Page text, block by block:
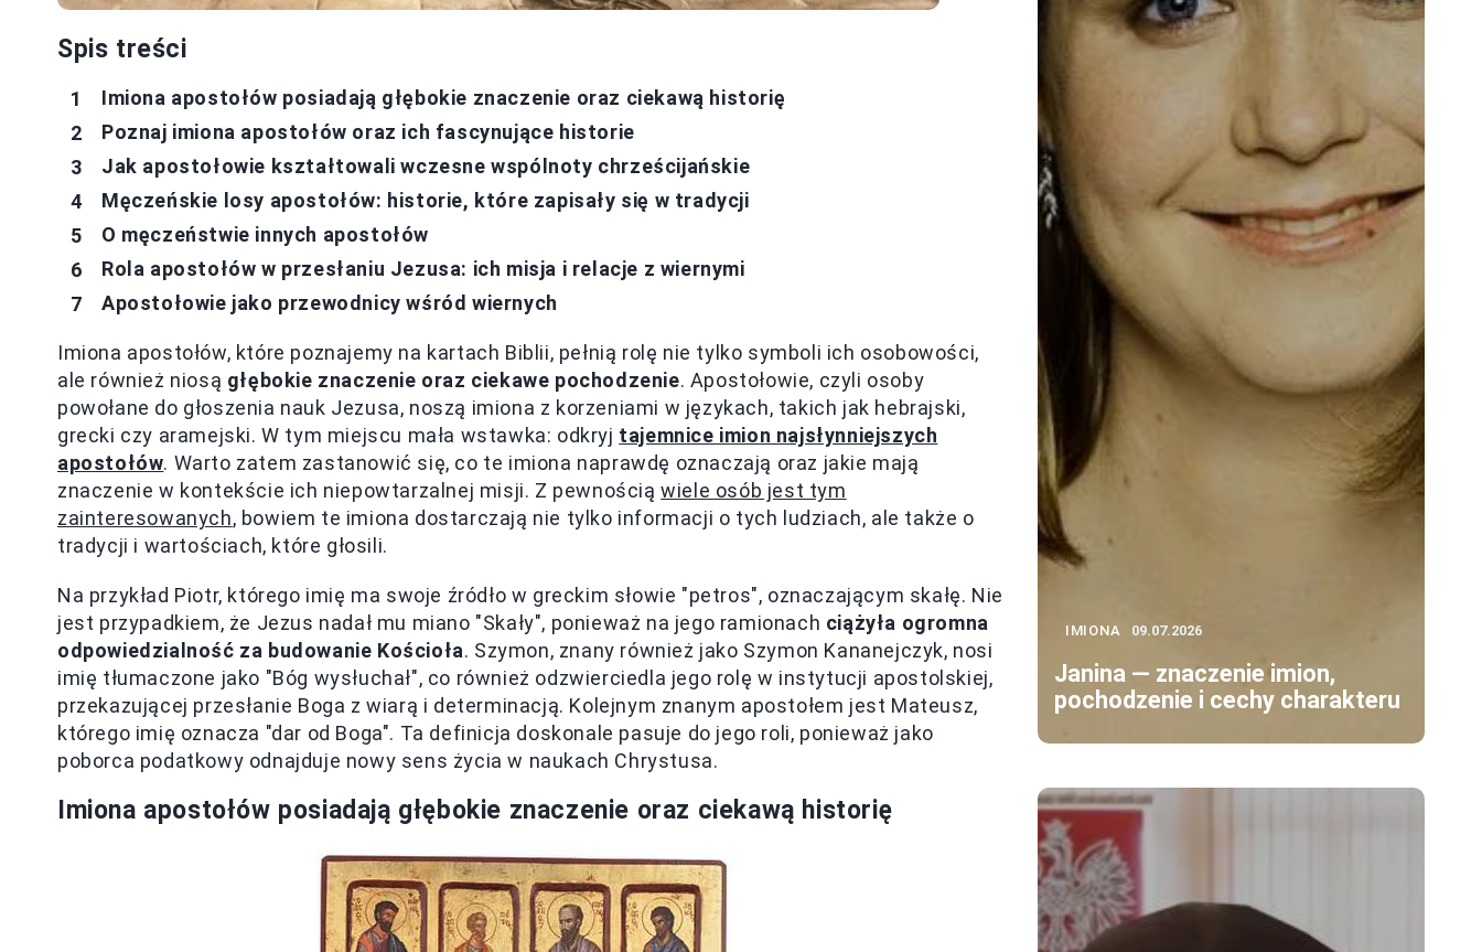
Spis treści
Imiona apostołów posiadają głębokie znaczenie oraz ciekawą historię
Poznaj imiona apostołów oraz ich fascynujące historie
Jak apostołowie kształtowali wczesne wspólnoty chrześcijańskie
Męczeńskie losy apostołów: historie, które zapisały się w tradycji
O męczeństwie innych apostołów
Rola apostołów w przesłaniu Jezusa: ich misja i relacje z wiernymi
Apostołowie jako przewodnicy wśród wiernych
Imiona apostołów, które poznajemy na kartach Biblii, pełnią rolę nie tylko symboli ich osobowości,
ale również niosą głębokie znaczenie oraz ciekawe pochodzenie. Apostołowie, czyli osoby
powołane do głoszenia nauk Jezusa, noszą imiona z korzeniami w językach, takich jak hebrajski,
grecki czy aramejski. W tym miejscu mała wstawka: odkryj tajemnice imion najsłynniejszych
apostołów. Warto zatem zastanowić się, co te imiona naprawdę oznaczają oraz jakie mają
znaczenie w kontekście ich niepowtarzalnej misji. Z pewnościąwiele osób jest tym
zainteresowanych, bowiem te imiona dostarczają nie tylko informacji o tych ludziach, ale także o
tradycji i wartościach, które głosili.
Na przykład Piotr, którego imię ma swoje źródło w greckim słowie "petros", oznaczającym skałę. Nie
jest przypadkiem, że Jezus nadał mu miano "Skały", ponieważ na jego ramionach ciążyła ogromna
odpowiedzialność za budowanie Kościoła. Szymon, znany również jako Szymon Kananejczyk, nosi
imię tłumaczone jako "Bóg wysłuchał", co również odzwierciedla jego rolę w instytucji apostolskiej,
przekazującej przesłanie Boga z wiarą i determinacją. Kolejnym znanym apostołem jest Mateusz,
którego imię oznacza "dar od Boga". Ta definicja doskonale pasuje do jego roli, ponieważ jako
poborca podatkowy odnajduje nowy sens życia w naukach Chrystusa.
Imiona apostołów posiadają głębokie znaczenie oraz ciekawą historię
IMIONA 09.07.2026
Janina — znaczenie imion,
pochodzenie i cechy charakteru